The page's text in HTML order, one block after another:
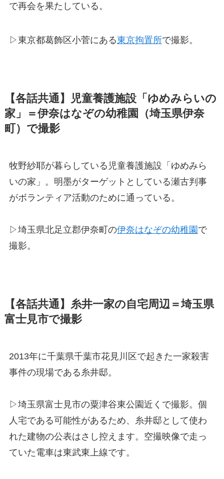
で再会を果たしている。
▷東京都葛飾区小菅にある東京拘置所で撮影。
【各話共通】児童養護施設「ゆめみらいの
家」＝伊奈はなぞの幼稚園（埼玉県伊奈
町）で撮影
牧野紗耶が暮らしている児童養護施設「ゆめみら
いの家」。明墨がターゲットとしている瀬古判事
がボランティア活動のために通っている。
▷埼玉県北足立郡伊奈町の伊奈はなぞの幼稚園で
撮影。
【各話共通】糸井一家の自宅周辺＝埼玉県
富士見市で撮影
2013年に千葉県千葉市花見川区で起きた一家殺害
事件の現場である糸井邸。
▷埼玉県富士見市の粟津谷東公園近くで撮影。個
人宅である可能性があるため、糸井邸として使わ
れた建物の公表はさし控えます。空撮映像で走っ
ていた電車は東武東上線です。